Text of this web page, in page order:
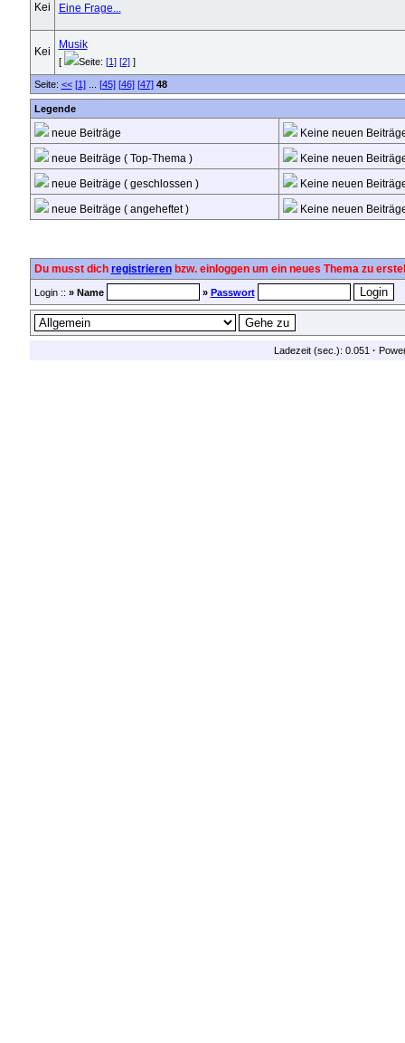
Eine Frage...
Musik
[ Seite: [1] [2]]
Seite: << [1]... [45] [46] [47] 48
Legende
neue Beiträge
Keine neuen
neue Beiträge ( Top-Thema )
Keine neuen
neue Beiträge ( geschlossen )
Keine neuen
neue Beiträge ( angeheftet )
Keine neuen
Du musst dich registrierenbzw. einloggen um ein neues Thema zu
Login :: » Name » Passwort
Ladezeit (sec.): 0.051 ·